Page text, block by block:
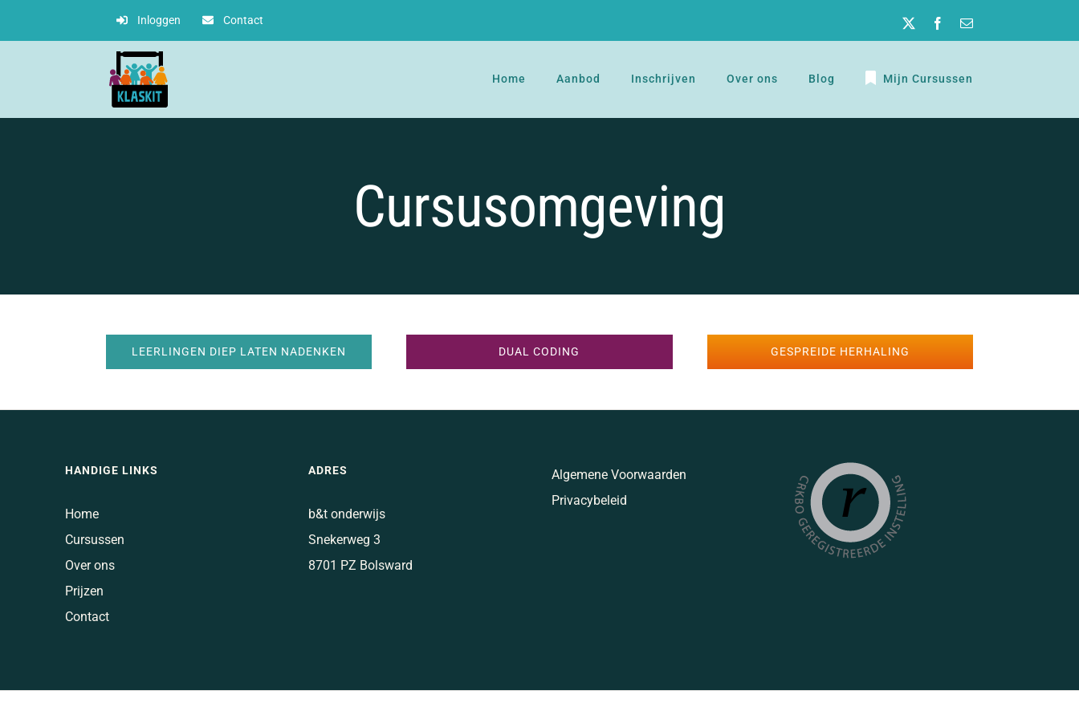
naar
Inloggen Contact Twitter Facebook
E-
Home Aanbod Inschrijven Over ons Blog Mijn Cursussen
Cursusomgeving
LEERLINGEN DIEP LATEN NADENKEN DUAL CODING GESPREIDE HERHALING
HANDIGE LINKS
Home
Cursussen
Over ons
Prijzen
Contact
ADRES
b&t onderwijs
Snekerweg 3
8701 PZ Bolsward
Algemene Voorwaarden
Privacybeleid